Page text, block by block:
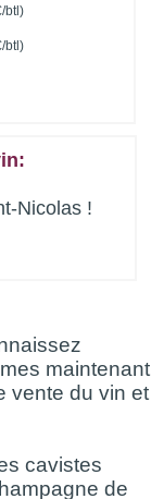
btl)
btl)
Nicolas !
maintenant
vente du vin et
cavistes
de